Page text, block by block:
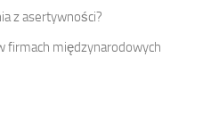
z asertywności?
firmach międzynarodowych